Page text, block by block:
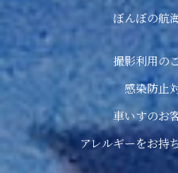
ぼんぼの航
撮影利用の
感染防止
車いすのお
アレルギーをお持